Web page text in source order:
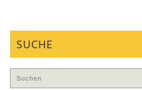
SUCHE